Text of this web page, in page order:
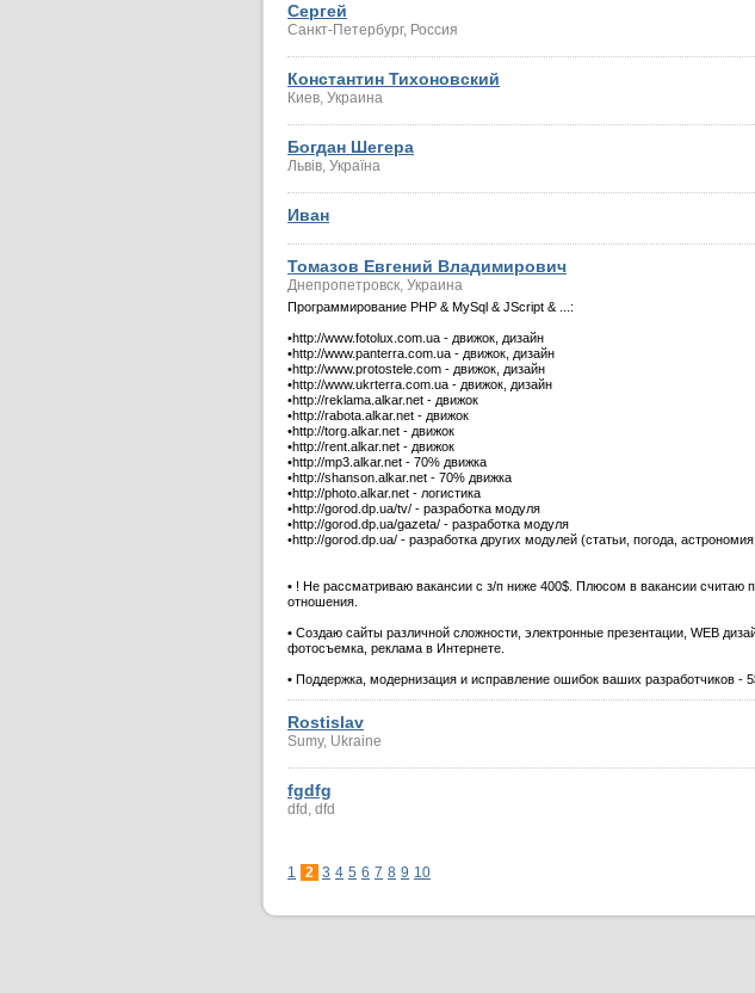
Сергей
Санкт-Петербург, Россия
Константин Тихоновский
Киев, Украина
Богдан Шегера
Львів, Україна
Иван
Томазов Евгений Владимирович
Днепропетровск, Украина
Программирование PHP & MySql & JScript & ...:
•http://www.fotolux.com.ua - движок, дизайн
•http://www.panterra.com.ua - движок, дизайн
•http://www.protostele.com - движок, дизайн
•http://www.ukrterra.com.ua - движок, дизайн
•http://reklama.alkar.net - движок
•http://rabota.alkar.net - движок
•http://torg.alkar.net - движок
•http://rent.alkar.net - движок
•http://mp3.alkar.net - 70% движка
•http://shanson.alkar.net - 70% движка
•http://photo.alkar.net - логистика
•http://gorod.dp.ua/tv/ - разработка модуля
•http://gorod.dp.ua/gazeta/ - разработка модуля
•http://gorod.dp.ua/ - разработка других модулей (статьи, погода,
• ! Не рассматриваю вакансии c з/п ниже 400$. Плюсом в вакансии считаю
отношения.
• Создаю сайты различной сложности, электронные презентации, WEB
фотосъемка, реклама в Интернете.
• Поддержка, модернизация и исправление ошибок ваших разработчиков -
Rostislav
Sumy, Ukraine
fgdfg
dfd, dfd
1 2 3 4 5 6 7 8 9 10